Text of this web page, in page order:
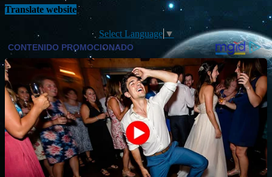
Translate website
Select Language ▼